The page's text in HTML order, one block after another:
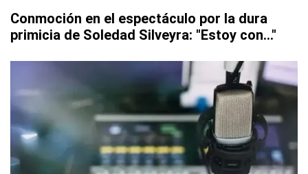
Conmoción en el espectáculo por la dura
primicia de Soledad Silveyra: "Estoy con..."